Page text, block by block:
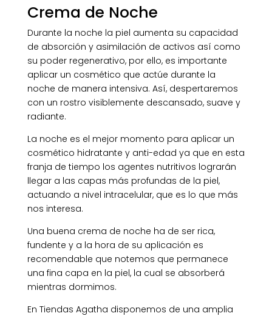
Crema de Noche
Durante la noche la piel aumenta su capacidad
de absorción y asimilación de activos así como
su poder regenerativo, por ello, es importante
aplicar un cosmético que actúe durante la
noche de manera intensiva. Así, despertaremos
con un rostro visiblemente descansado, suave y
radiante.
La noche es el mejor momento para aplicar un
cosmético hidratante y anti-edad ya que en esta
franja de tiempo los agentes nutritivos lograrán
llegar a las capas más profundas de la piel,
actuando a nivel intracelular, que es lo que más
nos interesa.
Una buena crema de noche ha de ser rica,
fundente y a la hora de su aplicación es
recomendable que notemos que permanece
una fina capa en la piel, la cual se absorberá
mientras dormimos.
En Tiendas Agatha disponemos de una amplia